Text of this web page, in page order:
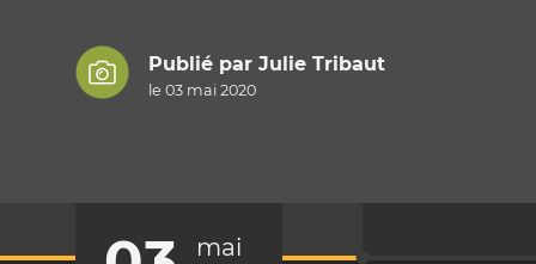
Publié par Julie Tribaut
le 03 mai 2020
mai